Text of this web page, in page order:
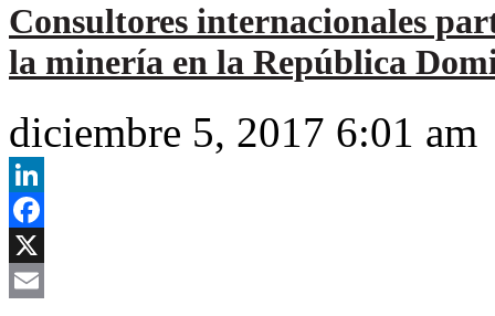
Consultores internacionales
la minería en la República
diciembre 5, 2017 6:01 am
LinkedIn
Facebook
X